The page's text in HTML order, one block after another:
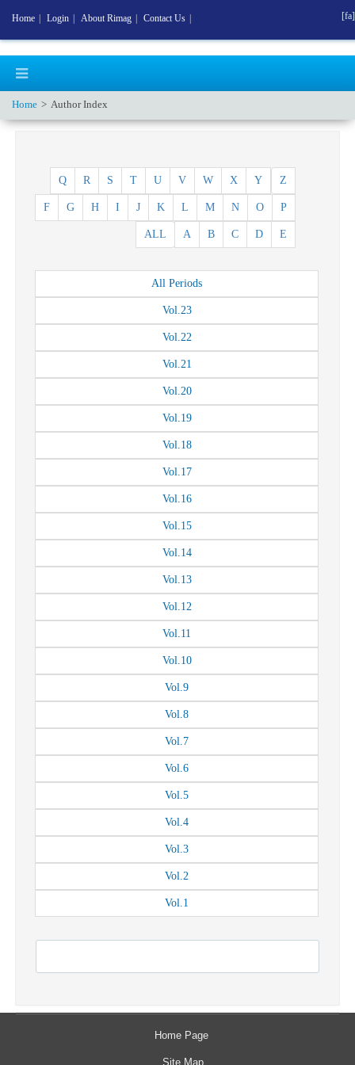
Home Author Index
Z
Y
X
W
V
U
T
S
R
Q
P
O
N
M
L
K
J
I
H
G
F
E
D
C
B
A
ALL
All Periods
Vol.23
Vol.22
Vol.21
Vol.20
Vol.19
Vol.18
Vol.17
Vol.16
Vol.15
Vol.14
Vol.13
Vol.12
Vol.11
Vol.10
Vol.9
Vol.8
Vol.7
Vol.6
Vol.5
Vol.4
Vol.3
Vol.2
Vol.1
Home Page
Site Map
Home Login About Rimag Contact Us [fa]